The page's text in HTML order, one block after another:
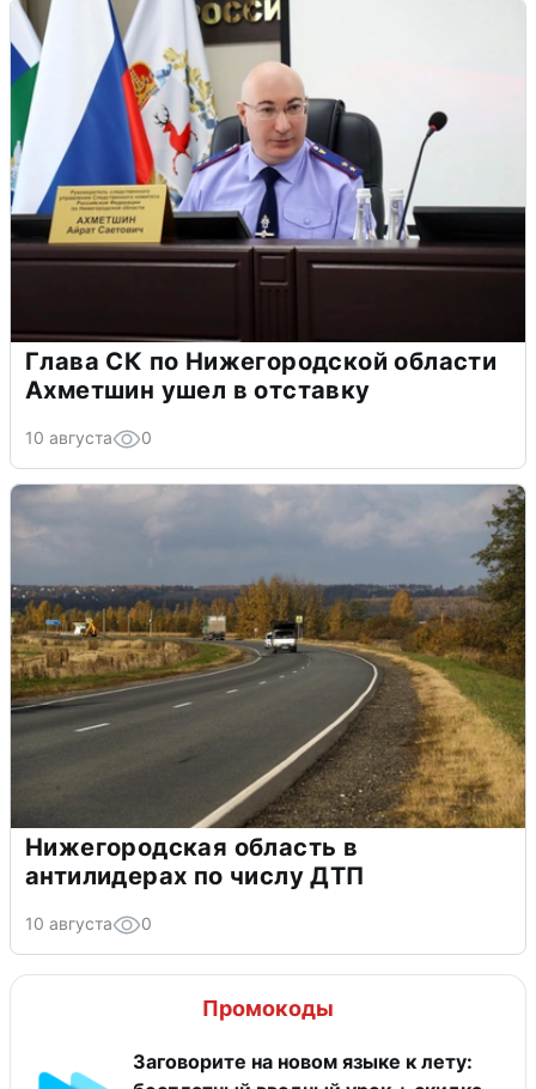
Глава СК по Нижегородской области
Ахметшин ушел в отставку
10 августа 0
Нижегородская область в
антилидерах по числу ДТП
10 августа 0
Промокоды
Заговорите на новом языке к лету: